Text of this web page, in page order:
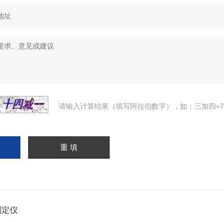
请输入计算结果（填写阿拉伯数字），如：三加四=7
仪